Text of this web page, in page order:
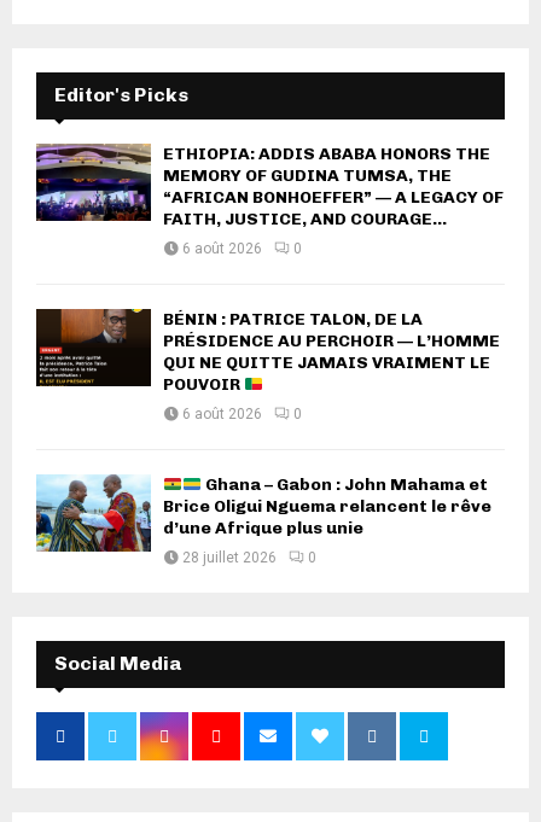
Editor's Picks
ETHIOPIA: ADDIS ABABA HONORS THE
MEMORY OF GUDINA TUMSA, THE
“AFRICAN BONHOEFFER” — A LEGACY OF
FAITH, JUSTICE, AND COURAGE...
6 août 2026 0
BÉNIN : PATRICE TALON, DE LA
PRÉSIDENCE AU PERCHOIR — L’HOMME
QUI NE QUITTE JAMAIS VRAIMENT LE
POUVOIR
6 août 2026 0
Ghana – Gabon : John Mahama et
Brice Oligui Nguema relancent le rêve
d’une Afrique plus unie
28 juillet 2026 0
Social Media